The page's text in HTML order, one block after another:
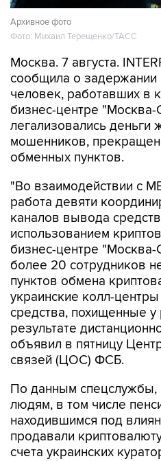
Архивное фото
Фото: Михаил Терещенко/ТАСС
Москва. 7 августа.
сообщила о
человек, работавших в
бизнес-центре
легализовались
мошенников,
обменных пунктов.
"Во взаимодействии с
работа девяти
каналов вывода
использованием
бизнес-центре
более 20 сотрудников
пунктов обмена
украинские колл-
средства, похищенные у
результате
объявил в пятницу
связей (ЦОС) ФСБ.
По данным спецслужбы,
людям, в том числе
находившимся под
продавали
счета украинских